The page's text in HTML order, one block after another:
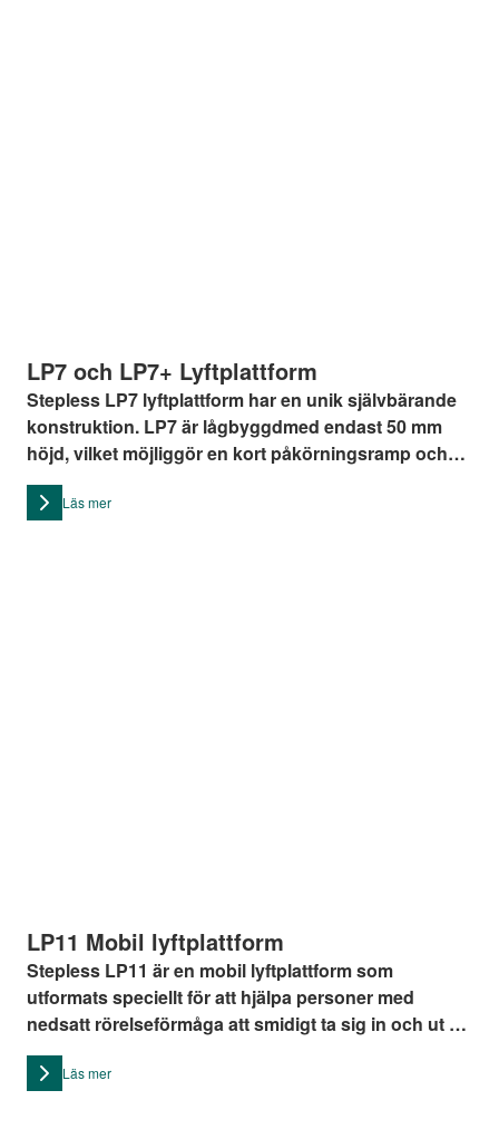
LP7 och LP7+ Lyftplattform
Stepless LP7 lyftplattform har en unik självbärande
konstruktion. LP7 är lågbyggdmed endast 50 mm
höjd, vilket möjliggör en kort påkörningsramp och
inget behov av att placera plattformen i en grop. Den
har en lyfthöjd på upp till 1500 mm samt en
Läs mer
LP11 Mobil lyftplattform
Stepless LP11 är en mobil lyftplattform som
utformats speciellt för att hjälpa personer med
nedsatt rörelseförmåga att smidigt ta sig in och ut ur
tåg. Lyftplattformen LP11 har en ramp som kan
justeras på bredden, vilken gör den så mångsidig att
Läs mer